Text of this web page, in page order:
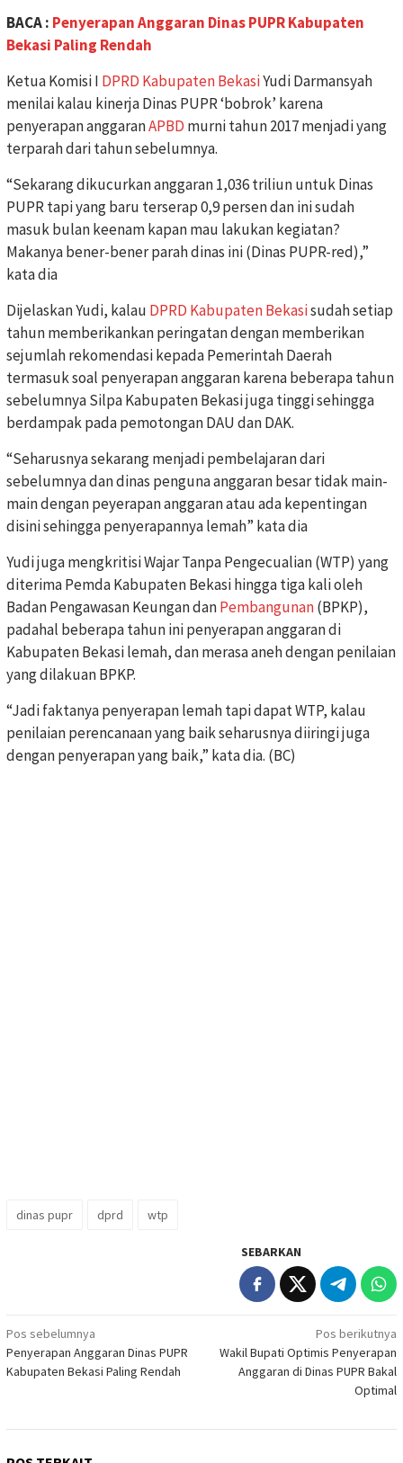
BACA : Penyerapan Anggaran Dinas PUPR Kabupaten
Bekasi Paling Rendah
Ketua Komisi I DPRD Kabupaten BekasiYudi Darmansyah
menilai kalau kinerja Dinas PUPR ‘bobrok’ karena
penyerapan anggaranAPBD murni tahun 2017 menjadi yang
terparah dari tahun sebelumnya.
“Sekarang dikucurkan anggaran 1,036 triliun untuk Dinas
PUPR tapi yang baru terserap 0,9 persen dan ini sudah
masuk bulan keenam kapan mau lakukan kegiatan?
Makanya bener-bener parah dinas ini (Dinas PUPR-red),”
kata dia
Dijelaskan Yudi, kalau DPRD Kabupaten Bekasisudah setiap
tahun memberikankan peringatan dengan memberikan
sejumlah rekomendasi kepada Pemerintah Daerah
termasuk soal penyerapan anggaran karena beberapa tahun
sebelumnya Silpa Kabupaten Bekasi juga tinggi sehingga
berdampak pada pemotongan DAU dan DAK.
“Seharusnya sekarang menjadi pembelajaran dari
sebelumnya dan dinas penguna anggaran besar tidak main-
main dengan peyerapan anggaran atau ada kepentingan
disini sehingga penyerapannya lemah” kata dia
Yudi juga mengkritisi Wajar Tanpa Pengecualian (WTP) yang
diterima Pemda Kabupaten Bekasi hingga tiga kali oleh
Badan Pengawasan Keungan danPembangunan(BPKP),
padahal beberapa tahun ini penyerapan anggaran di
Kabupaten Bekasi lemah, dan merasa aneh dengan penilaian
yang dilakuan BPKP.
“Jadi faktanya penyerapan lemah tapi dapat WTP, kalau
penilaian perencanaan yang baik seharusnya diiringi juga
dengan penyerapan yang baik,” kata dia. (BC)
dinas pupr dprd wtp
SEBARKAN
Navigasi
pos
Pos sebelumnya
Penyerapan Anggaran Dinas PUPR
Kabupaten Bekasi Paling Rendah
Pos berikutnya
Wakil Bupati Optimis Penyerapan
Anggaran di Dinas PUPR Bakal
Optimal